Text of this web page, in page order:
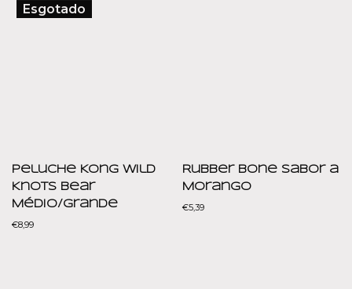
Esgotado
Peluche Kong Wild
Knots Bear
Médio/Grande
€8,99
Rubber Bone Sabor a
Morango
€5,39